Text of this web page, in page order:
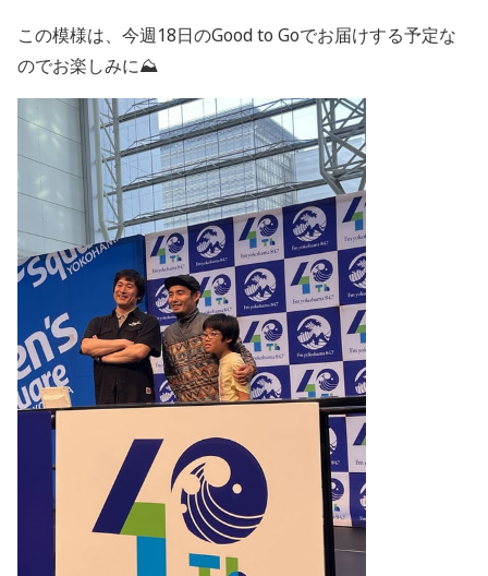
この模様は、今週18日のGood to Goでお届けする予定な
のでお楽しみに⛰️